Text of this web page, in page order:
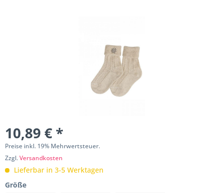
10,89 € *
Preise inkl. 19% Mehrwertsteuer.
Zzgl.Versandkosten
Lieferbar in 3-5 Werktagen
Größe